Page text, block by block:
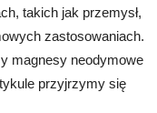
takich jak przemysł,
zastosowaniach.
magnesy neodymowe
przyjrzymy się